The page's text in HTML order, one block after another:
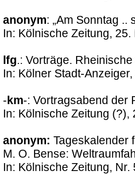
anonym: „Am Sonntag ..
In: Kölnische Zeitung, 25.
lfg.: Vorträge.
In: Kölner Stadt-
-km-: Vortragsabend der
In: Kölnische Zeitung (?),
anonym: Tageskalender
M. O. Bense:
In: Kölnische Zeitung,